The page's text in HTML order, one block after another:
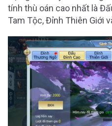
tính thù oán cao nhất là
Tam Tộc, Đỉnh Thiên Giới